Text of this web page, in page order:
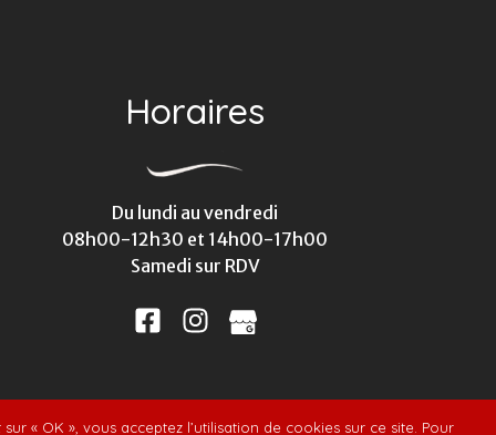
Horaires
Du lundi au vendredi
08h00-12h30 et 14h00-17h00
Samedi sur RDV
« OK », vous acceptez l’utilisation de cookies sur ce site. Pour